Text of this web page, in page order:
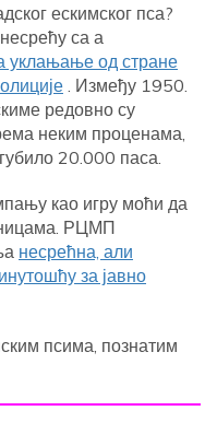
ескимског пса?
са а
уклањање од стране
. Између 1950.
редовно су
неким проценама,
20.000 паса.
као игру моћи да
РЦМП
несрећна, али
за јавно
псима, познатим